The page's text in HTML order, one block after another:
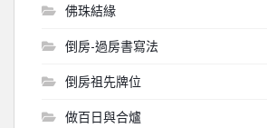
佛珠結緣
倒房-過房書寫法
倒房祖先牌位
做百日與合爐